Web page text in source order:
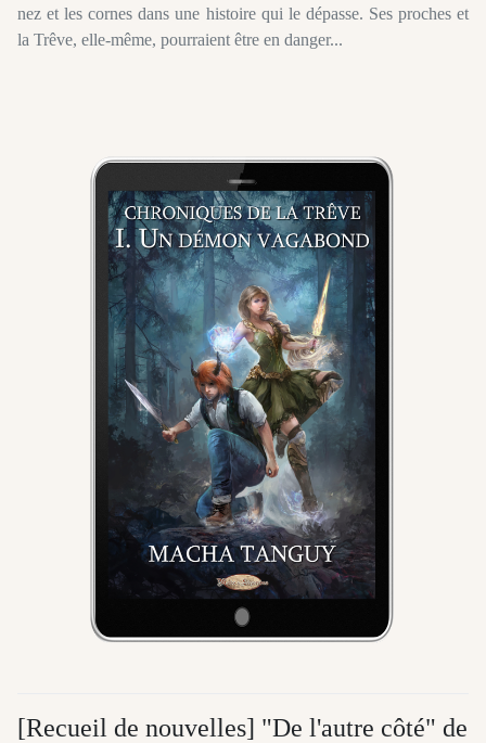
nez et les cornes dans une histoire qui le dépasse. Ses proches et
la Trêve, elle-même, pourraient être en danger...
[Recueil de nouvelles] "De l'autre côté" de